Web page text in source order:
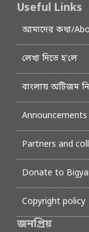
Useful Links
আমাদের কথা/
লেখা দিতে হ’লে
বাংলায় অটিজম
Announcements
Partners and
Donate to
Copyright policy
জনপ্রিয়